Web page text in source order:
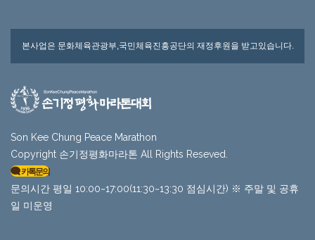
본사업은 문화체육관광부,국민체육진흥공단의 재정후원을 받고있습니다.
Son Kee Chung Peace Marathon
Copyright 손기정평화마라톤 All Rights Reseved.
카톡문의
문의시간 평일 10:00~17:00(11:30~13:30 점심시간) ※ 주말 및 공휴
일 미운영